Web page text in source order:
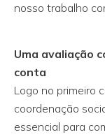
nosso trabalho
Uma avaliação
conta
Logo no primeiro
coordenação
essencial para